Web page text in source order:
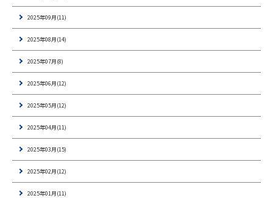
2025年09月(11)
2025年08月(14)
2025年07月(8)
2025年06月(12)
2025年05月(12)
2025年04月(11)
2025年03月(15)
2025年02月(12)
2025年01月(11)